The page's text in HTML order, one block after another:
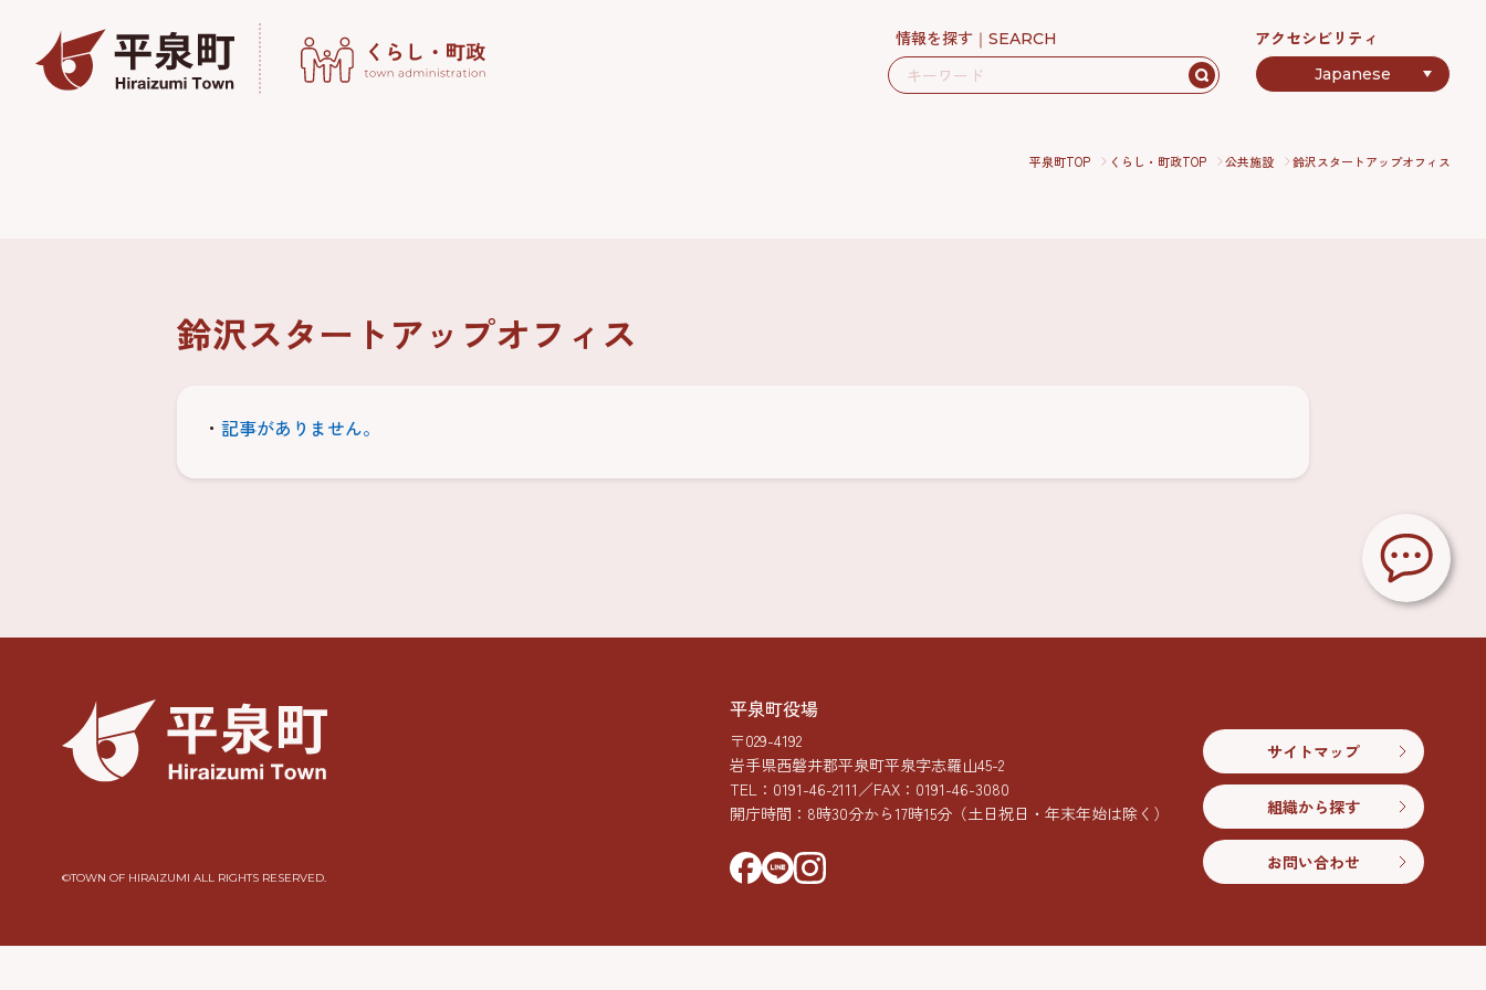
情報を探す SEARCH アクセシビリティ
平泉町TOP くらし・町政TOP 公共施設 鈴沢スタートアップオフィス
鈴沢スタートアップオフィス
記事がありません。
©︎TOWN OF HIRAIZUMI ALL RIGHTS RESERVED.
平泉町役場
〒029-4192
岩手県西磐井郡平泉町平泉字志羅山45-2
TEL： 0191-46-2111／FAX：0191-46-3080
開庁時間：8時30分から17時15分 （土日祝日・年末年始は除く）
サイトマップ
組織から探す
お問い合わせ